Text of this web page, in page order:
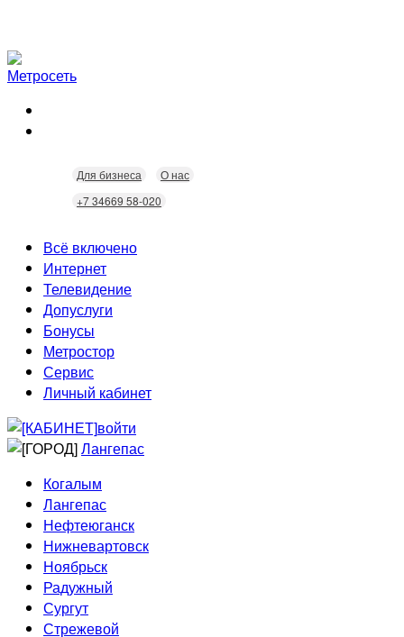
Для бизнеса
О нас
+7 34669 58-020
Всё включено
Интернет
Скорость
Безопасность
Wi-Fi
Технологии
Телевидение
Кабельное ТВ
Интерактивное ТВ
Допуслуги
Видеонаблюдение
Городские камеры
Домофония
Бонусы
Статусы
Бонусы
Скидки
Метростор
Сервис
Неисправности
Домовые сети
Личный кабинет
войти
Лангепас
Когалым
Лангепас
Нефтеюганск
Нижневартовск
Ноябрьск
Радужный
Сургут
Стрежевой